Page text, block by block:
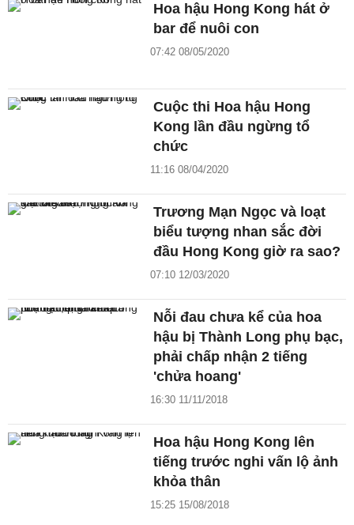
Hoa hậu Hong Kong hát ở
bar để nuôi con
07:42 08/05/2020
Cuộc thi Hoa hậu Hong
Kong lần đầu ngừng tổ
chức
11:16 08/04/2020
Trương Mạn Ngọc và loạt
biểu tượng nhan sắc đời
đầu Hong Kong giờ ra sao?
07:10 12/03/2020
Nỗi đau chưa kể của hoa
hậu bị Thành Long phụ bạc,
phải chấp nhận 2 tiếng
'chửa hoang'
16:30 11/11/2018
Hoa hậu Hong Kong lên
tiếng trước nghi vấn lộ ảnh
khỏa thân
15:25 15/08/2018